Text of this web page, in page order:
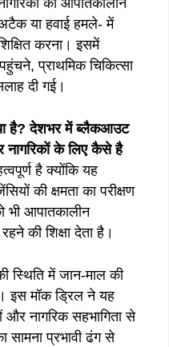
या हवाई हमले- में
करना। इसमें
प्राथमिक चिकित्सा
दी गई।
है?देशभर में ब्लैकआउट
नागरिकों के लिए कैसे है
है क्योंकि यह
की क्षमता का परीक्षण
भी आपातकालीन
की शिक्षा देता है।
स्थिति में जान-माल की
इस मॉक ड्रिल ने यह
और नागरिक सहभागिता से
सामना प्रभावी ढंग से